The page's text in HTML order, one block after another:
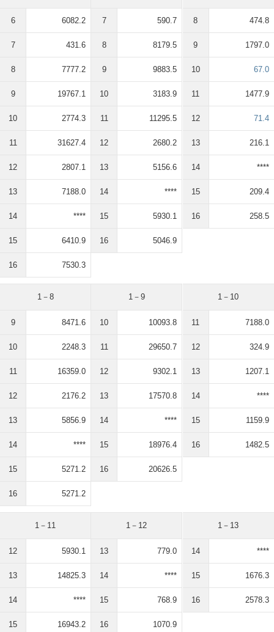
6 6082.2
7 431.6
8 7777.2
9 19767.1
10 2774.3
11 31627.4
12 2807.1
13 7188.0
14 ****
15 6410.9
16 7530.3
7 590.7
8 8179.5
9 9883.5
10 3183.9
11 11295.5
12 2680.2
13 5156.6
14 ****
15 5930.1
16 5046.9
8 474.8
9 1797.0
10 67.0
11 1477.9
12 71.4
13 216.1
14 ****
15 209.4
16 258.5
1－8
9 8471.6
10 2248.3
11 16359.0
12 2176.2
13 5856.9
14 ****
15 5271.2
16 5271.2
1－9
10 10093.8
11 29650.7
12 9302.1
13 17570.8
14 ****
15 18976.4
16 20626.5
1－10
11 7188.0
12 324.9
13 1207.1
14 ****
15 1159.9
16 1482.5
1－11
12 5930.1
13 14825.3
14 ****
15 16943.2
1－12
13 779.0
14 ****
15 768.9
16 1070.9
1－13
14 ****
15 1676.3
16 2578.3